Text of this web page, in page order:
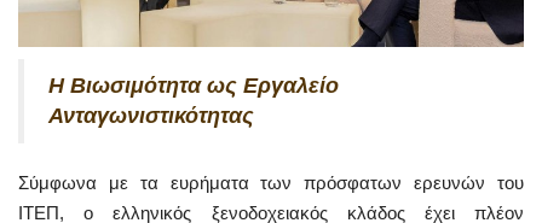
Η Βιωσιμότητα ως Εργαλείο
Ανταγωνιστικότητας
Σύμφωνα με τα ευρήματα των πρόσφατων ερευνών του
ΙΤΕΠ, ο ελληνικός ξενοδοχειακός κλάδος έχει πλέον